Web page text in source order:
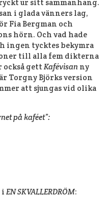
ur sitt sammanhang.
i glada vänners lag,
Fia Bergman och
hörn. Och vad hade
ingen tycktes bekymra
till alla fem dikterna
också gett Kafévisan ny
Torgny Björks version
att sjungas vid olika
på kaféet”:
i EN SKVALLERDRÖM: